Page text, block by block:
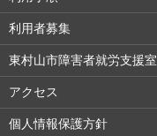
利用者募集
東村山市障害者就労支援室
アクセス
個人情報保護方針